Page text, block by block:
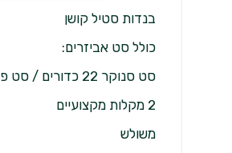
בנדות סטיל קושן
כולל סט אביזרים:
סט סנוקר 22 כדורים / סט פול שנקאי
2 מקלות מקצועיים
משולש